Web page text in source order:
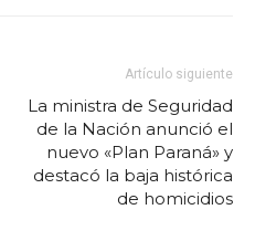
Artículo siguiente
La ministra de Seguridad
de la Nación anunció el
nuevo «Plan Paraná» y
destacó la baja histórica
de homicidios